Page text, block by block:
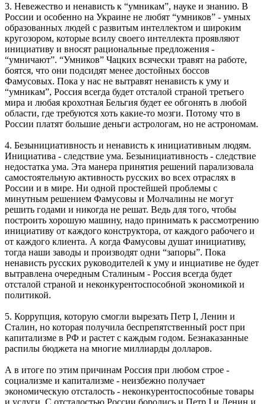
3. Невежество и ненависть к “умникам”, науке и знанию. В
России и особенно на Украине не любят “умников” - умных
образованных людей с развитым интеллектом и широким
кругозором, которые всилу своего интеллекта проявляют
инициативу и вносят рациональные предложения -
“умничают”. “Умников” Чацких всячески травят на работе,
боятся, что они подсидят менее достойных боссов
Фамусовых. Пока у нас не вытравят ненависть к уму и
“умникам”, Россия всегда будет отсталой страной третьего
мира и любая крохотная Бельгия будет ее обгонять в любой
области, где требуются хоть какие-то мозги. Потому что в
России платят большие деньги астрологам, но не астрономам.
4. Безынициативность и ненависть к инициативным людям.
Инициатива - следствие ума. Безынициативность - следствие
недостатка ума. Эта манера принятия решений парализовала
самостоятельную активность русских во всех отраслях в
России и в мире. Ни одной простейшей проблемы с
минутным решением Фамусовы и Молчалины не могут
решить годами и никогда не решат. Ведь для того, чтобы
построить хорошую машину, надо принимать к рассмотрению
инициативу от каждого конструктора, от каждого рабочего и
от каждого клиента. А когда Фамусовы душат инициативу,
тогда наши заводы и производят одни “запоры”. Пока
ненависть русских руководителей к уму и инциативе не будет
вытравлена очередным Сталиным - Россия всегда будет
отсталой страной и неконкурентоспособной экономикой и
политикой.
5. Коррупция, которую смогли вырезать Петр I, Ленин и
Сталин, но которая получила беспрепятственный рост при
капитализме в РФ и растет с каждым годом. Безнаказанные
распилы бюджета на многие миллиарды долларов.
А в итоге по этим причинам Россия при любом строе -
социализме и капитализме - неизбежно получает
экономическую отсталость - неконкурентоспособные товары
и услуги. С отсталостью России боролись и Петр I и Ленин и